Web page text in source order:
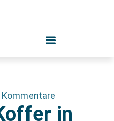
Kommentare
in